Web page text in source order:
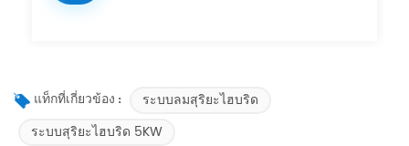
แท็กที่เกี่ยวข้อง :
ระบบลมสุริยะไฮบริด
ระบบสุริยะไฮบริด 5KW